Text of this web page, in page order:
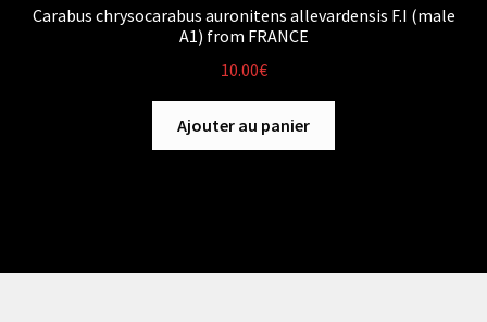
Carabus chrysocarabus auronitens allevardensis F.I (male
A1) from FRANCE
10.00€
Ajouter au panier